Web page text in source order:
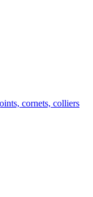
cornets, colliers